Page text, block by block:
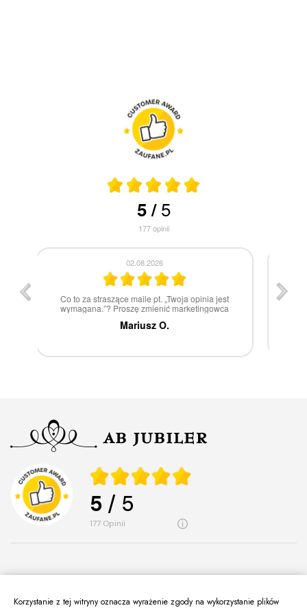
5/5
177opinii
30.07.2026
W 100% polecam
Marcin Z.
5 / 5
177 opinii
Korzystanie z tej witryny oznacza wyrażenie zgody na wykorzystanie plików